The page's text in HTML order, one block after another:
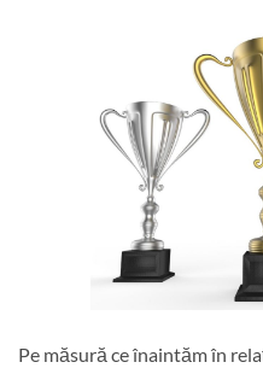
Pe măsură ce înaintăm în